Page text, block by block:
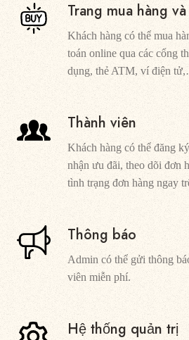
Trang mua hàng
Khách hàng có thể mua
toán online qua các cổng
dụng, thẻ ATM, ví điện
Thành viên
Khách hàng có thể đăng
nhận ưu đãi, theo dõi đơn
tình trạng đơn hàng ngay
Thông báo
Admin có thể gửi thông
viên miễn phí.
Hệ thống quản trị